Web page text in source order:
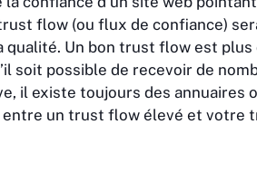
flow (ou flux de confiance)
Un bon trust flow est plus
soit possible de recevoir de
il existe toujours des annuaires
un trust flow élevé et votre